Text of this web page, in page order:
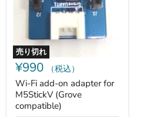
売り切れ
M5StickV
(Grove
¥990
（税込）
Wi-Fi add-on adapter for
M5StickV (Grove
compatible)